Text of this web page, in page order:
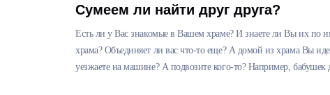
Сумеем ли найти друг друга?
Есть ли у Вас знакомые в Вашем храме? И знаете ли Вы их по
храма? Объединяет ли вас что-то еще? А домой из храма Вы
уезжаете на машине? А подвозите кого-то? Например,